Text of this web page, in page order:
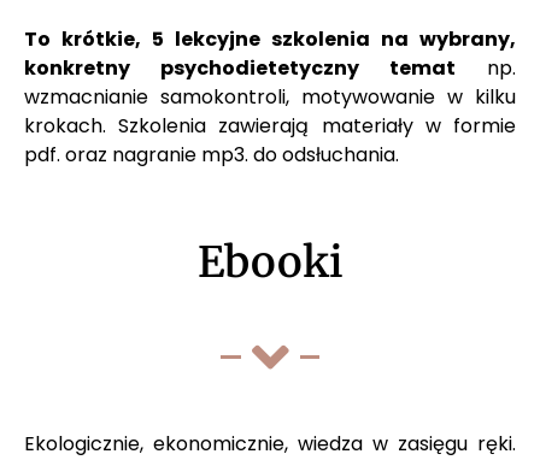
To krótkie, 5 lekcyjne szkolenia na wybrany,
konkretny psychodietetyczny temat np.
wzmacnianie samokontroli, motywowanie w kilku
krokach. Szkolenia zawierają materiały w formie
pdf. oraz nagranie mp3. do odsłuchania.
Ebooki
Ekologicznie, ekonomicznie, wiedza w zasięgu ręki.